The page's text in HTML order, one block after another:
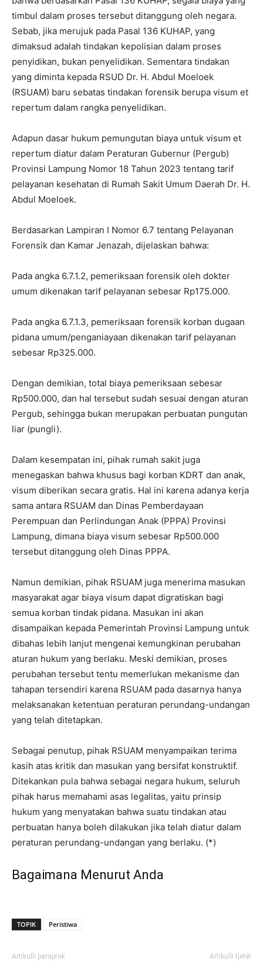
timbul dalam proses tersebut ditanggung oleh negara.
Sebab, jika merujuk pada Pasal 136 KUHAP, yang
dimaksud adalah tindakan kepolisian dalam proses
penyidikan, bukan penyelidikan. Sementara tindakan
yang diminta kepada RSUD Dr. H. Abdul Moeloek
(RSUAM) baru sebatas tindakan forensik berupa visum et
repertum dalam rangka penyelidikan.
Adapun dasar hukum pemungutan biaya untuk visum et
repertum diatur dalam Peraturan Gubernur (Pergub)
Provinsi Lampung Nomor 18 Tahun 2023 tentang tarif
pelayanan kesehatan di Rumah Sakit Umum Daerah Dr. H.
Abdul Moeloek.
Berdasarkan Lampiran I Nomor 6.7 tentang Pelayanan
Forensik dan Kamar Jenazah, dijelaskan bahwa:
Pada angka 6.7.1.2, pemeriksaan forensik oleh dokter
umum dikenakan tarif pelayanan sebesar Rp175.000.
Pada angka 6.7.1.3, pemeriksaan forensik korban dugaan
pidana umum/penganiayaan dikenakan tarif pelayanan
sebesar Rp325.000.
Dengan demikian, total biaya pemeriksaan sebesar
Rp500.000, dan hal tersebut sudah sesuai dengan aturan
Pergub, sehingga bukan merupakan perbuatan pungutan
liar (pungli).
Dalam kesempatan ini, pihak rumah sakit juga
menegaskan bahwa khusus bagi korban KDRT dan anak,
visum diberikan secara gratis. Hal ini karena adanya kerja
sama antara RSUAM dan Dinas Pemberdayaan
Perempuan dan Perlindungan Anak (PPPA) Provinsi
Lampung, dimana biaya visum sebesar Rp500.000
tersebut ditanggung oleh Dinas PPPA.
Namun demikian, pihak RSUAM juga menerima masukan
masyarakat agar biaya visum dapat digratiskan bagi
semua korban tindak pidana. Masukan ini akan
disampaikan kepada Pemerintah Provinsi Lampung untuk
dibahas lebih lanjut mengenai kemungkinan perubahan
aturan hukum yang berlaku. Meski demikian, proses
perubahan tersebut tentu memerlukan mekanisme dan
tahapan tersendiri karena RSUAM pada dasarnya hanya
melaksanakan ketentuan peraturan perundang-undangan
yang telah ditetapkan.
Sebagai penutup, pihak RSUAM menyampaikan terima
kasih atas kritik dan masukan yang bersifat konstruktif.
Ditekankan pula bahwa sebagai negara hukum, seluruh
pihak harus memahami asas legalitas, yaitu prinsip
hukum yang menyatakan bahwa suatu tindakan atau
perbuatan hanya boleh dilakukan jika telah diatur dalam
peraturan perundang-undangan yang berlaku. (*)
Bagaimana Menurut Anda
TOPIK Peristiwa
Artikulli paraprak Artikulli tjetër